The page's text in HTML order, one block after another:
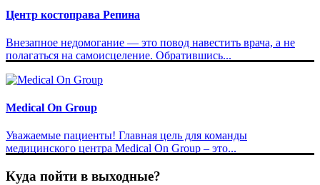
Центр костоправа Репина
Внезапное недомогание — это повод навестить врача, а не
полагаться на самоисцеление. Обратившись...
Medical On Group
Уважаемые пациенты! Главная цель для команды
медицинского центра Medical On Group – это...
Куда пойти в выходные?